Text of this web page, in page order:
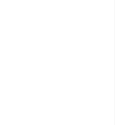
z 5 hvězdiček.